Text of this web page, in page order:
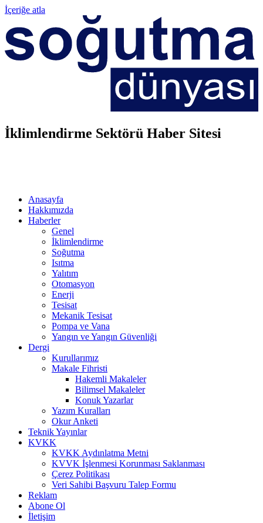
İçeriğe atla
İklimlendirme Sektörü Haber Sitesi
Anasayfa
Hakkımızda
Haberler
Genel
İklimlendirme
Soğutma
Isıtma
Yalıtım
Otomasyon
Enerji
Tesisat
Mekanik Tesisat
Pompa ve Vana
Yangın ve Yangın Güvenliği
Dergi
Kurullarımız
Makale Fihristi
Hakemli Makaleler
Bilimsel Makaleler
Konuk Yazarlar
Yazım Kuralları
Okur Anketi
Teknik Yayınlar
KVKK
KVKK Aydınlatma Metni
KVVK İşlenmesi Korunması Saklanması
Çerez Politikası
Veri Sahibi Başvuru Talep Formu
Reklam
Abone Ol
İletişim